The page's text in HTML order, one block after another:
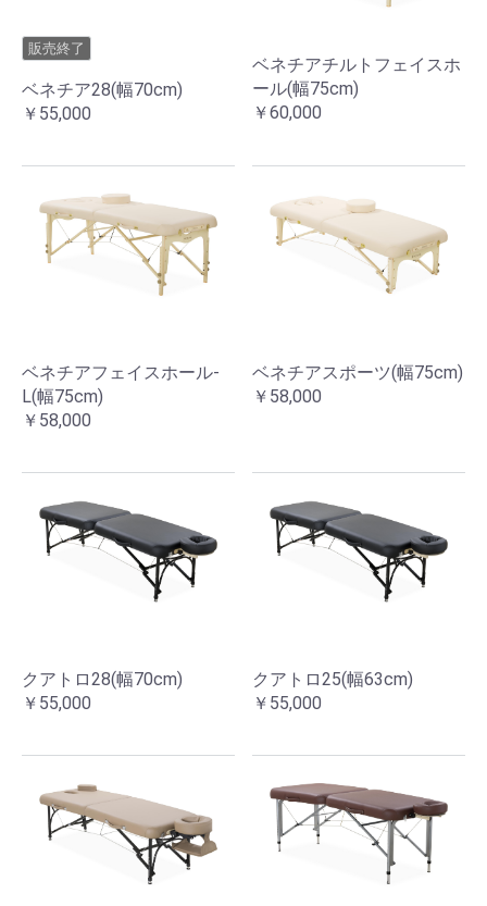
販売終了
ベネチア28(幅70cm)
￥55,000
ベネチアチルトフェイスホ
ール(幅75cm)
￥60,000
ベネチアフェイスホール-
L(幅75cm)
￥58,000
ベネチアスポーツ(幅75cm)
￥58,000
クアトロ28(幅70cm)
￥55,000
クアトロ25(幅63cm)
￥55,000